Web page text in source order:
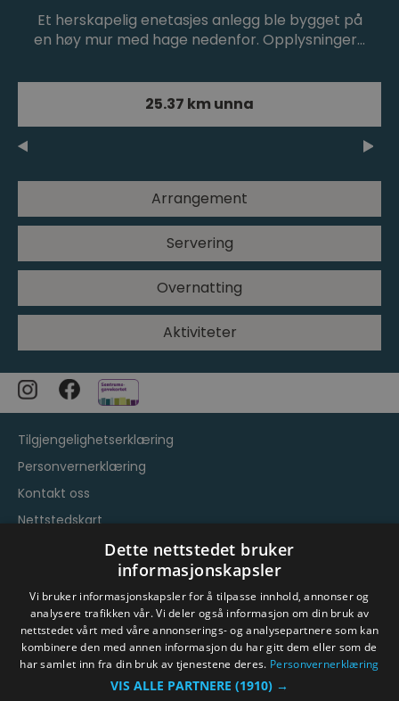
Et herskapelig enetasjes anlegg ble bygget på
en høy mur med hage nedenfor. Opplysninger…
25.37 km unna
Arrangement
Servering
Overnatting
Aktiviteter
Tilgjengelighetserklæring
Personvernerklæring
Kontakt oss
Nettstedskart
Vilkår og betingelser
© Byen Vår Drammen/Destinasjon Drammen 2026.
Dette nettstedet bruker
informasjonskapsler
Vi bruker informasjonskapsler for å tilpasse innhold, annonser og
analysere trafikken vår. Vi deler også informasjon om din bruk av
nettstedet vårt med våre annonserings- og analysepartnere som kan
kombinere den med annen informasjon du har gitt dem eller som de
har samlet inn fra din bruk av tjenestene deres. Personvernerklæring
VIS ALLE PARTNERE (1910) →